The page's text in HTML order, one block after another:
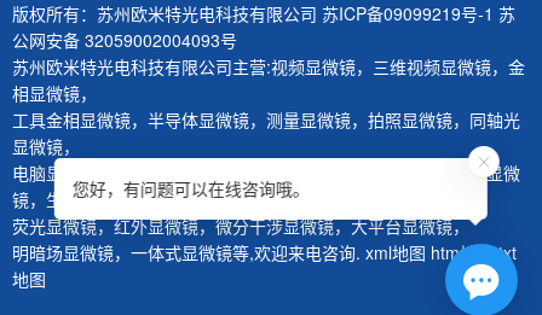
版权所有：苏州欧米特光电科技有限公司 苏ICP备09099219号-1 苏
公网安备 32059002004093号
苏州欧米特光电科技有限公司主营:视频显微镜， 三维视频显微镜， 金
相显微镜，
工具金相显微镜， 半导体显微镜， 测量显微镜， 拍照显微镜， 同轴光
显微镜，
电脑显微镜
体视显微
镜， 生物显微镜，
荧光显微镜，红外显微镜，微分干涉显微镜，大平台显微镜，
明暗场显微镜， 一体式显微镜等,欢迎来电咨询. xml地图 htm地图 txt
地图
您好，有问题可以在线咨询哦。